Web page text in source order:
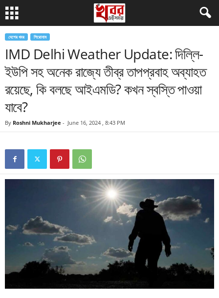
দেশের খবর শিরোনাম
IMD Delhi Weather Update: দিল্লি-
ইউপি সহ অনেক রাজ্যে তীব্র তাপপ্রবাহ অব্যাহত
রয়েছে, কি বলছে আইএমডি? কখন স্বস্তি পাওয়া
যাবে?
By Roshni Mukharjee - June 16, 2024 , 8:43 PM